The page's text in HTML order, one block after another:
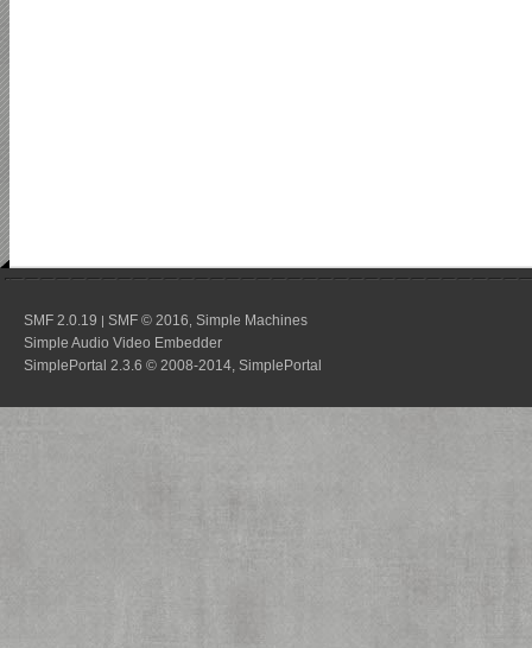
SMF 2.0.19 | SMF © 2016 Simple Machines
Simple Audio Video Embedder
SimplePortal 2.3.6 © 2008-2014, SimplePortal